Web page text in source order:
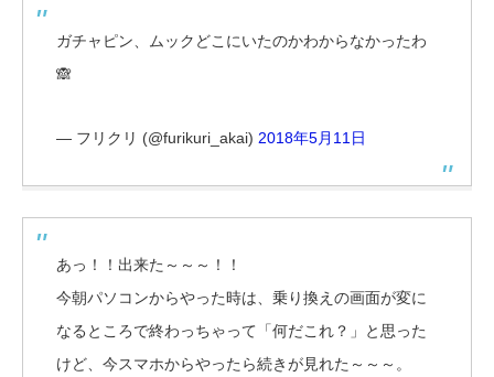
ガチャピン、ムックどこにいたのかわからなかったわ
🙈
— フリクリ (@furikuri_akai) 2018年5月11日
あっ！！出来た～～～！！
今朝パソコンからやった時は、乗り換えの画面が変に
なるところで終わっちゃって「何だこれ？」と思った
けど、今スマホからやったら続きが見れた～～～。